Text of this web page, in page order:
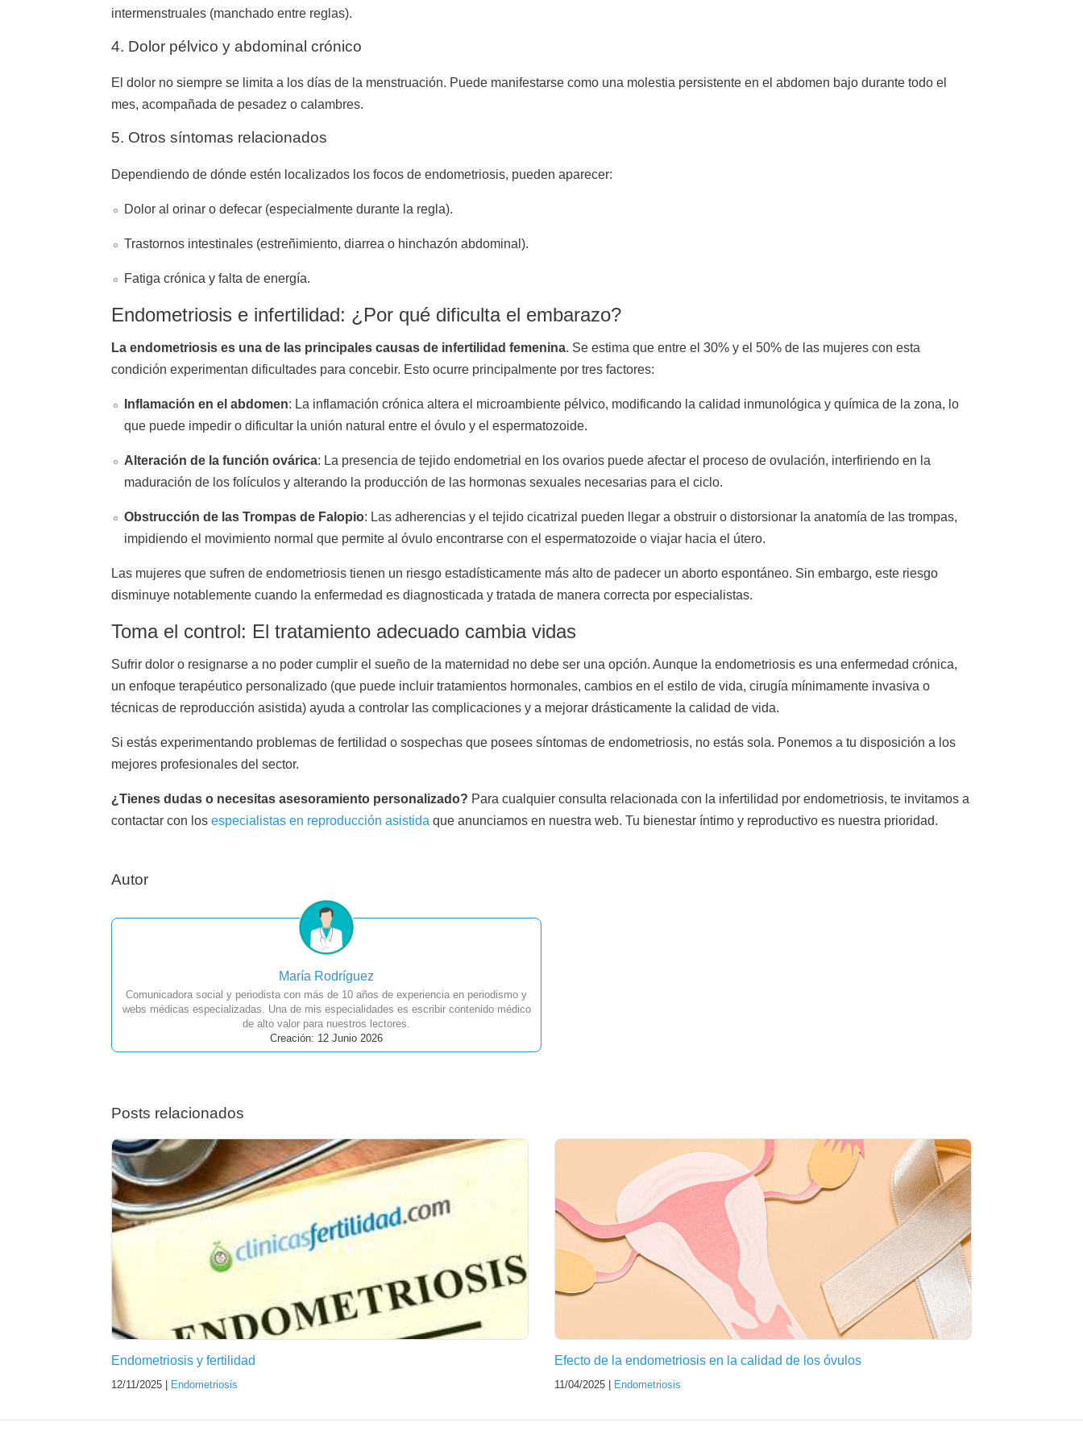
intermenstruales (manchado entre reglas).
4. Dolor pélvico y abdominal crónico
El dolor no siempre se limita a los días de la menstruación. Puede manifestarse como una molestia persistente en el abdomen bajo durante todo el
mes, acompañada de pesadez o calambres.
5. Otros síntomas relacionados
Dependiendo de dónde estén localizados los focos de endometriosis, pueden aparecer:
Dolor al orinar o defecar (especialmente durante la regla).
Trastornos intestinales (estreñimiento, diarrea o hinchazón abdominal).
Fatiga crónica y falta de energía.
Endometriosis e infertilidad: ¿Por qué dificulta el embarazo?
La endometriosis es una de las principales causas de infertilidad femenina. Se estima que entre el 30% y el 50% de las mujeres con esta
condición experimentan dificultades para concebir. Esto ocurre principalmente por tres factores:
Inflamación en el abdomen: La inflamación crónica altera el microambiente pélvico, modificando la calidad inmunológica y química de la zona, lo
que puede impedir o dificultar la unión natural entre el óvulo y el espermatozoide.
Alteración de la función ovárica: La presencia de tejido endometrial en los ovarios puede afectar el proceso de ovulación, interfiriendo en la
maduración de los folículos y alterando la producción de las hormonas sexuales necesarias para el ciclo.
Obstrucción de las Trompas de Falopio: Las adherencias y el tejido cicatrizal pueden llegar a obstruir o distorsionar la anatomía de las trompas,
impidiendo el movimiento normal que permite al óvulo encontrarse con el espermatozoide o viajar hacia el útero.
Las mujeres que sufren de endometriosis tienen un riesgo estadísticamente más alto de padecer un aborto espontáneo. Sin embargo, este riesgo
disminuye notablemente cuando la enfermedad es diagnosticada y tratada de manera correcta por especialistas.
Toma el control: El tratamiento adecuado cambia vidas
Sufrir dolor o resignarse a no poder cumplir el sueño de la maternidad no debe ser una opción. Aunque la endometriosis es una enfermedad crónica,
un enfoque terapéutico personalizado (que puede incluir tratamientos hormonales, cambios en el estilo de vida, cirugía mínimamente invasiva o
técnicas de reproducción asistida) ayuda a controlar las complicaciones y a mejorar drásticamente la calidad de vida.
Si estás experimentando problemas de fertilidad o sospechas que posees síntomas de endometriosis, no estás sola. Ponemos a tu disposición a los
mejores profesionales del sector.
¿Tienes dudas o necesitas asesoramiento personalizado? Para cualquier consulta relacionada con la infertilidad por endometriosis, te invitamos a
contactar con los especialistas en reproducción asistida que anunciamos en nuestra web. Tu bienestar íntimo y reproductivo es nuestra prioridad.
Autor
María Rodríguez
Comunicadora social y periodista con más de 10 años de experiencia en periodismo y
webs médicas especializadas. Una de mis especialidades es escribir contenido médico
de alto valor para nuestros lectores.
Creación: 12 Junio 2026
Posts relacionados
Endometriosis y fertilidad
12/11/2025 | Endometriosis
Efecto de la endometriosis en la calidad de los óvulos
11/04/2025 | Endometriosis